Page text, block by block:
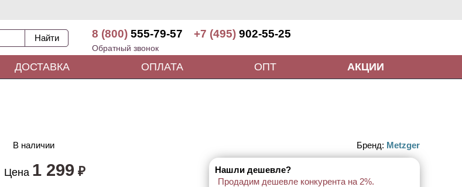
8 (800) 555-79-57 +7 (495) 902-55-25
Обратный звонок
ДОСТАВКА ОПЛАТА ОПТ АКЦИИ
В наличии Бренд: Metzger
Цена 1 299 ₽
Нашли дешевле?
Продадим дешевле конкурента на 2%.